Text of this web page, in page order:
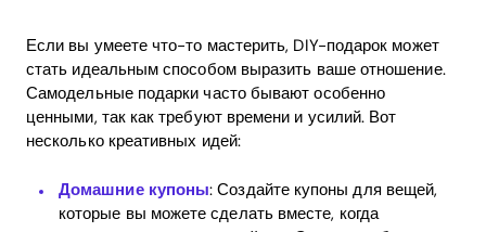
Если вы умеете что-то мастерить, DIY-подарок может
стать идеальным способом выразить ваше отношение.
Самодельные подарки часто бывают особенно
ценными, так как требуют времени и усилий. Вот
несколько креативных идей:
Домашние купоны: Создайте купоны для вещей,
которые вы можете сделать вместе, когда